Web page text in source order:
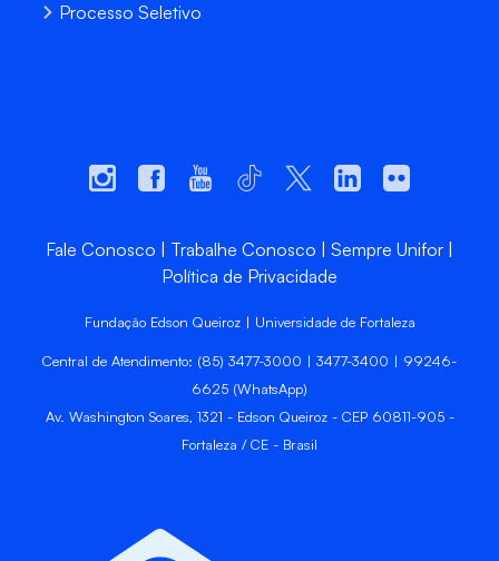
Processo Seletivo
Fale Conosco Trabalhe Conosco
Sempre Unifor
Política de Privacidade
Fundação Edson Queiroz | Universidade de Fortaleza
Central de Atendimento: (85) 3477-3000 | 3477-3400 | 99246-
6625 (WhatsApp)
Av. Washington Soares, 1321 - Edson Queiroz - CEP 60811-905 -
Fortaleza / CE - Brasil